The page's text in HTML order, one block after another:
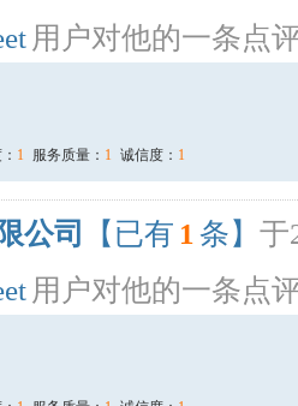
用户对他的一条点
1 服务质量： 1 诚信度： 1
公司 【已有 1 条】 于
用户对他的一条点